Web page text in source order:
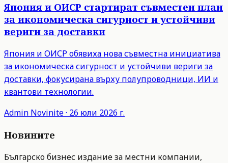
Япония и ОИСР стартират съвместен план
за икономическа сигурност и устойчиви
вериги за доставки
Япония и ОИСР обявиха нова съвместна инициатива
за икономическа сигурност и устойчиви вериги за
доставки, фокусирана върху полупроводници, ИИ и
квантови технологии.
Admin Novinite· 26 юли 2026 г.
Новините
Българско бизнес издание за местни компании,